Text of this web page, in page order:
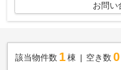
お問い
該当物件数 1棟 空き数 0